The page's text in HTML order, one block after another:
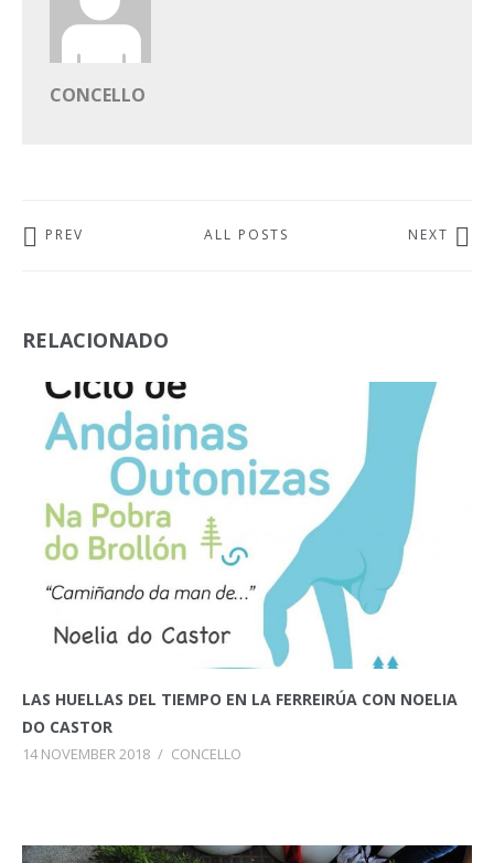
CONCELLO
PREV ALL POSTS NEXT
RELACIONADO
LAS HUELLAS DEL TIEMPO EN LA FERREIRÚA CON NOELIA
DO CASTOR
14 NOVEMBER 2018 / CONCELLO